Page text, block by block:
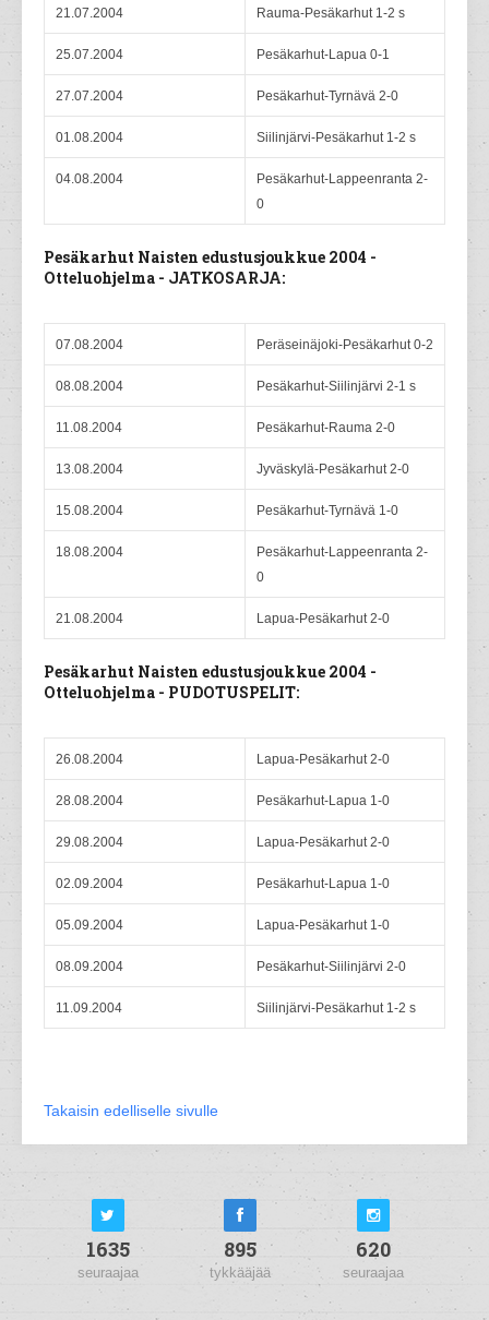
21.07.2004 Rauma-Pesäkarhut 1-2 s
25.07.2004 Pesäkarhut-Lapua 0-1
27.07.2004 Pesäkarhut-Tyrnävä 2-0
01.08.2004 Siilinjärvi-Pesäkarhut 1-2 s
04.08.2004
Pesäkarhut-Lappeenranta 2-
0
Pesäkarhut Naisten edustusjoukkue 2004 -
Otteluohjelma - JATKOSARJA:
07.08.2004 Peräseinäjoki-Pesäkarhut 0-2
08.08.2004 Pesäkarhut-Siilinjärvi 2-1 s
11.08.2004 Pesäkarhut-Rauma 2-0
13.08.2004 Jyväskylä-Pesäkarhut 2-0
15.08.2004 Pesäkarhut-Tyrnävä 1-0
18.08.2004
Pesäkarhut-Lappeenranta 2-
0
21.08.2004 Lapua-Pesäkarhut 2-0
Pesäkarhut Naisten edustusjoukkue 2004 -
Otteluohjelma - PUDOTUSPELIT:
26.08.2004 Lapua-Pesäkarhut 2-0
28.08.2004 Pesäkarhut-Lapua 1-0
29.08.2004 Lapua-Pesäkarhut 2-0
02.09.2004 Pesäkarhut-Lapua 1-0
05.09.2004 Lapua-Pesäkarhut 1-0
08.09.2004 Pesäkarhut-Siilinjärvi 2-0
11.09.2004 Siilinjärvi-Pesäkarhut 1-2 s
Takaisin edelliselle sivulle
1635
seuraajaa
895
tykkääjää
620
seuraajaa